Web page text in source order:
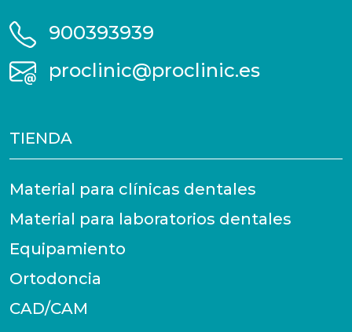
900393939
proclinic@proclinic.es
TIENDA
Material para clínicas dentales
Material para laboratorios dentales
Equipamiento
Ortodoncia
CAD/CAM